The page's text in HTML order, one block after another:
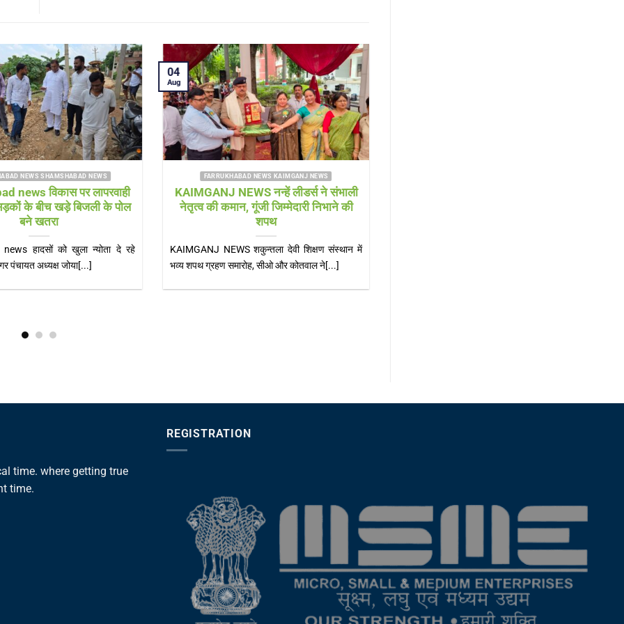
FARRUKHABAD NEWS
Farrukhabad news हर-हर महादेव” के
जयघोष से गूंजा शमशाबाद, चौमुखे महादेव मंदिर
Farrukhabad news महेश वर्मा शमशाबाद शमशाबाद,
फर्रुखाबाद। श्रावण माह के प्रथम सोमवार पर शमशाबाद
03
Aug
FARRUKHABAD NEWS KAIMGANJ NEWS
KAIMGANJ NEWS कावड़ यात्रा से लौट
रहे युवक की बाइक डिवाइडर से टकराई, हालत
KAIMGANJ NEWS अटेना घाट से जल भरकर लौटते
समय हुआ हादसा, सीएचसी से लोहिया अस्पताल[...]
03
Aug
time. where getting true
time.
REGISTRATION